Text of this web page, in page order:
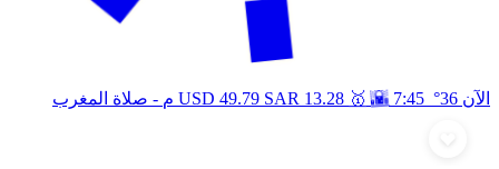
الآن 36° USD 49.79 SAR 13.28 🥇 🌇 7:45 م - صلاة المغرب